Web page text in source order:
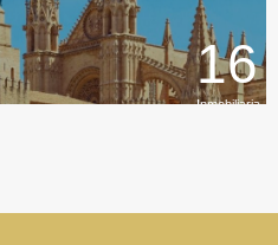
16
Inmobiliaria